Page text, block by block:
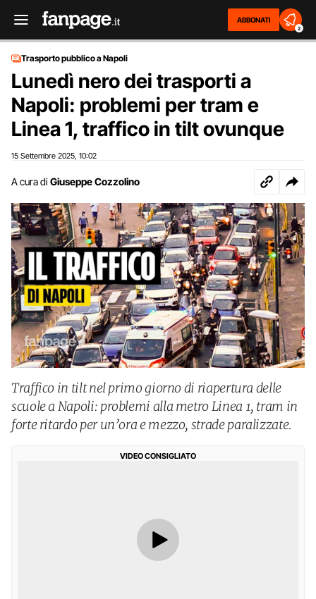
ABBONATI
2
Trasporto pubblico a Napoli
Lunedì nero dei trasporti a
Napoli: problemi per tram e
Linea 1, traffico in tilt ovunque
15 Settembre 2025 10:02
A cura di Giuseppe Cozzolino
Traffico in tilt nel primo giorno di riapertura delle
scuole a Napoli: problemi alla metro Linea 1, tram in
forte ritardo per un’ora e mezzo, strade paralizzate.
VIDEO CONSIGLIATO